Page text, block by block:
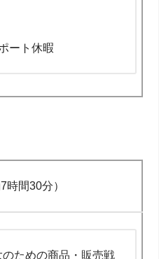
ート休暇
時間30分）
ための商品・販売戦